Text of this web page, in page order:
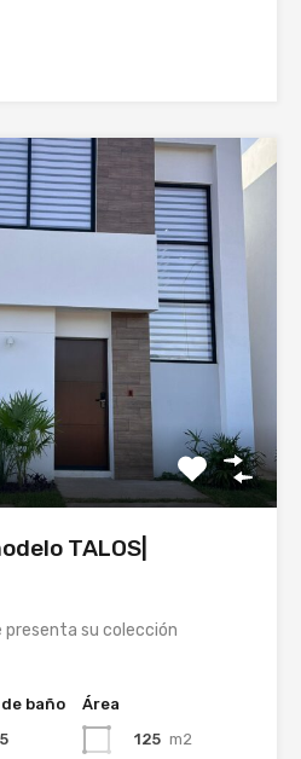
TALOS|
presenta su colección
baño
Área
125 m2